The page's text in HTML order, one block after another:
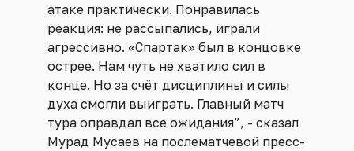
атаке практически. Понравилась
реакция: не рассыпались, играли
агрессивно. «Спартак» был в концовке
острее. Нам чуть не хватило сил в
конце. Но за счёт дисциплины и силы
духа смогли выиграть. Главный матч
тура оправдал все ожидания”, - сказал
Мурад Мусаев на послематчевой пресс-